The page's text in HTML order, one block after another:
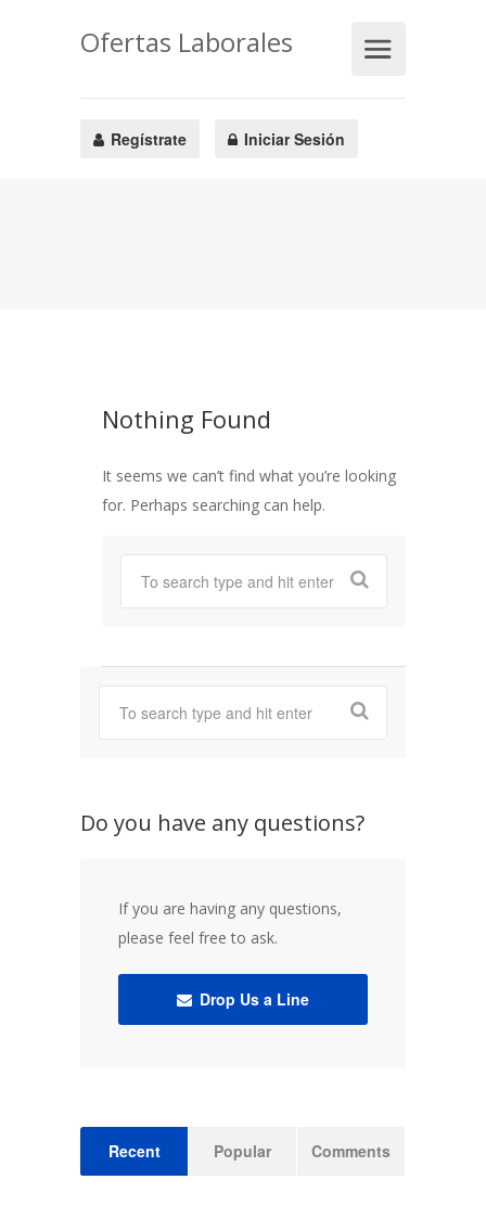
Ofertas Laborales
Regístrate Iniciar Sesión
Nothing Found
It seems we can’t find what you’re looking
for. Perhaps searching can help.
Do you have any questions?
If you are having any questions,
please feel free to ask.
Drop Us a Line
Recent Popular Comments